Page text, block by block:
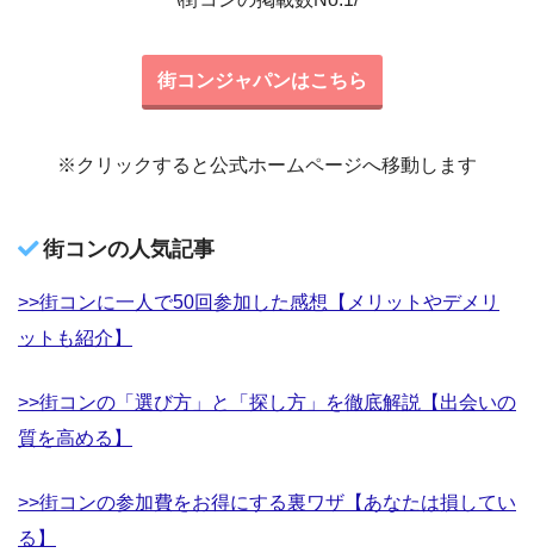
街コンジャパンはこちら
※クリックすると公式ホームページへ移動します
街コンの人気記事
>>街コンに一人で50回参加した感想【メリットやデメリ
ットも紹介】
>>街コンの「選び方」と「探し方」を徹底解説【出会いの
質を高める】
>>街コンの参加費をお得にする裏ワザ【あなたは損してい
る】